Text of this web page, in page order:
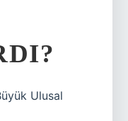
Ulusal